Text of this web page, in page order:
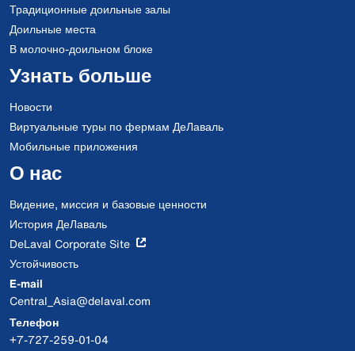
Традиционные доильные залы
Доильные места
В молочно-доильном блоке
Узнать больше
Новости
Виртуальные туры по фермам ДеЛаваль
Мобильные приложения
О нас
Видение, миссия и базовые ценности
История ДеЛаваль
DeLaval Corporate Site
Устойчивость
E-mail
Central_Asia@delaval.com
Телефон
+7-727-259-01-04